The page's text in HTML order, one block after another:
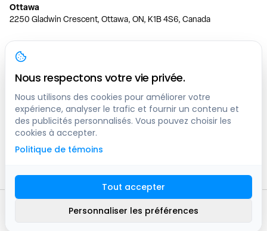
Ottawa
2250 Gladwin Crescent, Ottawa, ON, K1B 4S6, Canada
Toronto
150 Ferrand Dr, 6th Floor, Toronto, ON, M3C 3E5, Canada
Vancouver
1200 W 73rd Ave #1415, Vancouver, BC, V6P 6G5, Canada
Calgary
444 5 Ave SW #400 Calgary, AB, T2P 2T8, Canada
2016 -2026
Plan du site
Nous respectons votre vie privée.
Nous utilisons des cookies pour améliorer votre
expérience, analyser le trafic et fournir un contenu et
des publicités personnalisés. Vous pouvez choisir les
cookies à accepter.
Politique de témoins
Tout accepter
Personnaliser les préférences